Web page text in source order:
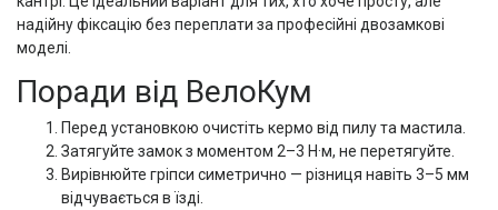
надійну фіксацію без переплати за професійні двозамкові
моделі.
Поради від ВелоКум
Перед установкою очистіть кермо від пилу та мастила.
Затягуйте замок з моментом 2–3 Н·м, не перетягуйте.
Вирівнюйте гріпси симетрично — різниця навіть 3–5 мм
відчувається в їзді.